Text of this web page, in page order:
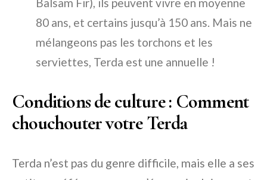
80 ans, et certains jusqu’à 150 ans. Mais ne
mélangeons pas les torchons et les
serviettes, Terda est une annuelle !
Conditions de culture : Comment
chouchouter votre Terda
Terda n’est pas du genre difficile, mais elle a ses